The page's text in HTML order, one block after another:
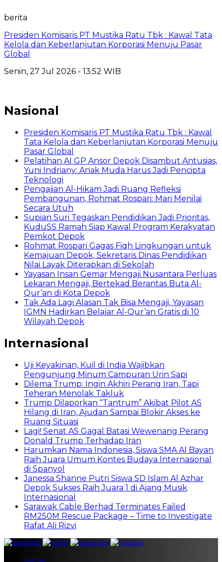
berita
Presiden Komisaris PT Mustika Ratu Tbk : Kawal Tata
Kelola dan Keberlanjutan Korporasi Menuju Pasar
Global
Senin, 27 Jul 2026 - 13:52 WIB
Nasional
Presiden Komisaris PT Mustika Ratu Tbk : Kawal
Tata Kelola dan Keberlanjutan Korporasi Menuju
Pasar Global
Pelatihan AI GP Ansor Depok Disambut Antusias,
Yuni Indriany: Anak Muda Harus Jadi Pencipta
Teknologi
Pengajian Al-Hikam Jadi Ruang Refleksi
Pembangunan, Rohmat Rospari: Mari Menilai
Secara Utuh
Supian Suri Tegaskan Pendidikan Jadi Prioritas,
KuduSS Ramah Siap Kawal Program Kerakyatan
Pemkot Depok
Rohmat Rospari Gagas Fiqh Lingkungan untuk
Kemajuan Depok, Sekretaris Dinas Pendidikan
Nilai Layak Diterapkan di Sekolah
Yayasan Insan Gemar Mengaji Nusantara Perluas
Lekaran Mengaji, Bertekad Berantas Buta Al-
Qur’an di Kota Depok
Tak Ada Lagi Alasan Tak Bisa Mengaji, Yayasan
IGMN Hadirkan Belajar Al-Qur’an Gratis di 10
Wilayah Depok
Internasional
Uji Keyakinan, Kuil di India Wajibkan
Pengunjung Minum Campuran Urin Sapi
Dilema Trump: Ingin Akhiri Perang Iran, Tapi
Teheran Menolak Takluk
Trump Dilaporkan “Tantrum” Akibat Pilot AS
Hilang di Iran, Ajudan Sampai Blokir Akses ke
Ruang Situasi
Lagi! Senat AS Gagal Batasi Wewenang Perang
Donald Trump Terhadap Iran
Harumkan Nama Indonesia, Siswa SMA Al Bayan
Raih Juara Umum Kontes Budaya Internasional
di Spanyol
Janessa Shanne Putri Siswa SD Islam Al Azhar
Depok Sukses Raih Juara 1 di Ajang Musik
Internasional
Sarawak Cable Berhad Terminates Failed
RM250M Rescue Package – Time to Investigate
Rafat Ali Rizvi
Alamat